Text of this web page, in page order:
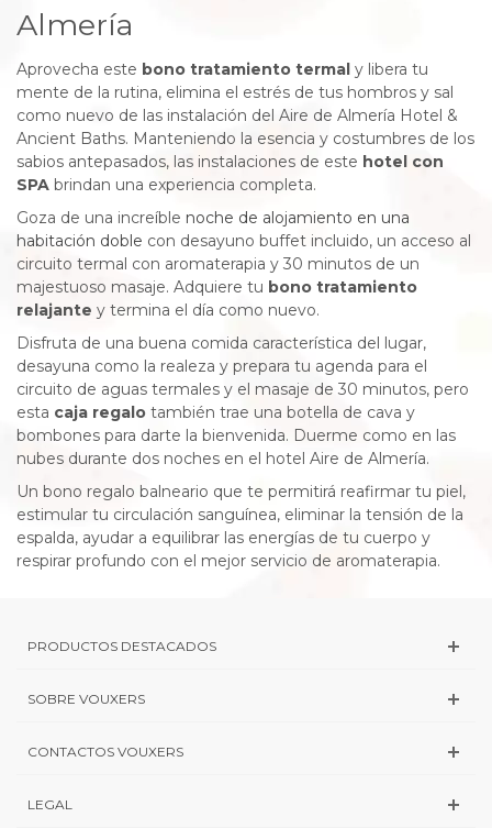
Almería
Aprovecha este bono tratamiento termal y libera tu
mente de la rutina, elimina el estrés de tus hombros y sal
como nuevo de las instalación del Aire de Almería Hotel &
Ancient Baths. Manteniendo la esencia y costumbres de los
sabios antepasados, las instalaciones de este hotel con
SPA brindan una experiencia completa.
Goza de una increíble noche de alojamiento en una
habitación doble con desayuno buffet incluido, un acceso al
circuito termal con aromaterapia y 30 minutos de un
majestuoso masaje. Adquiere tu bono tratamiento
relajante y termina el día como nuevo.
Disfruta de una buena comida característica del lugar,
desayuna como la realeza y prepara tu agenda para el
circuito de aguas termales y el masaje de 30 minutos, pero
esta caja regalo también trae una botella de cava y
bombones para darte la bienvenida. Duerme como en las
nubes durante dos noches en el hotel Aire de Almería.
Un bono regalo balneario que te permitirá reafirmar tu piel,
estimular tu circulación sanguínea, eliminar la tensión de la
espalda, ayudar a equilibrar las energías de tu cuerpo y
respirar profundo con el mejor servicio de aromaterapia.
PRODUCTOS DESTACADOS
SOBRE VOUXERS
CONTACTOS VOUXERS
LEGAL